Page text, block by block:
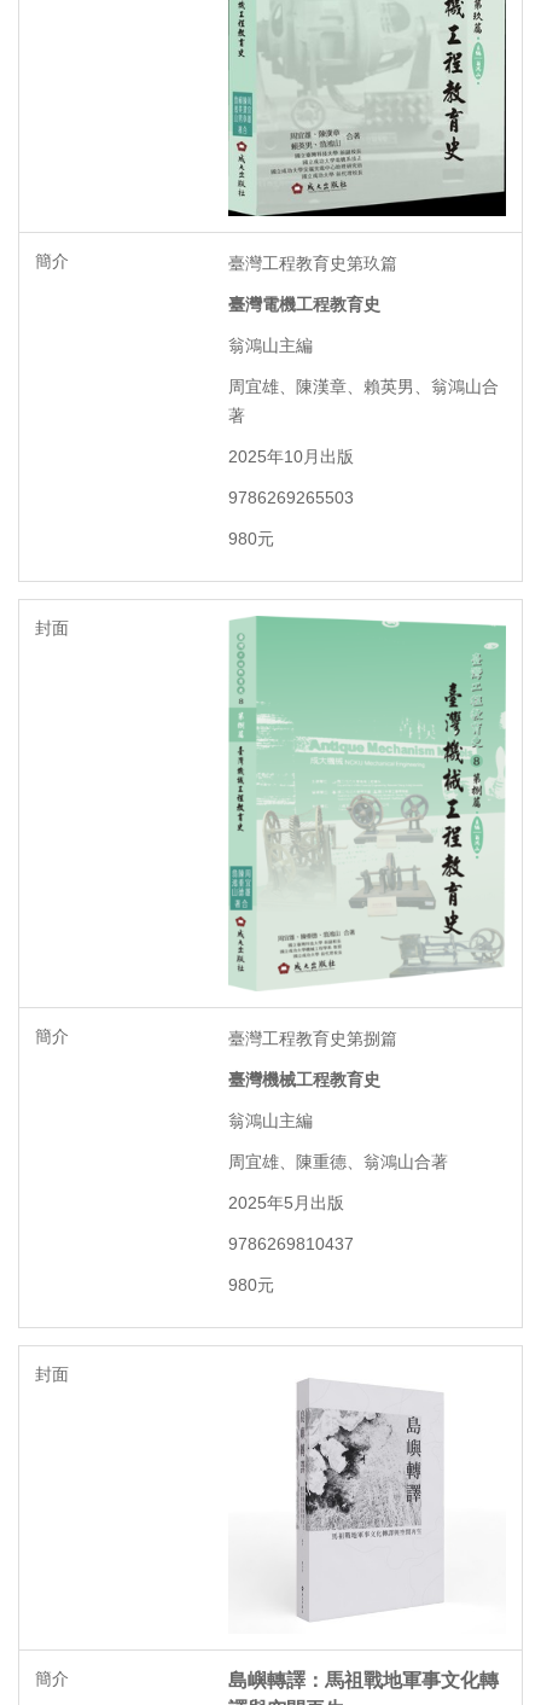
臺灣工程教育史第玖篇
臺灣電機工程教育史
翁鴻山主編
周宜雄、陳漢章、賴英男、翁鴻山合
著
2025年10月出版
9786269265503
980元
臺灣工程教育史第捌篇
臺灣機械工程教育史
翁鴻山主編
周宜雄、陳重德、翁鴻山合著
2025年5月出版
9786269810437
980元
島嶼轉譯：馬祖戰地軍事文化轉